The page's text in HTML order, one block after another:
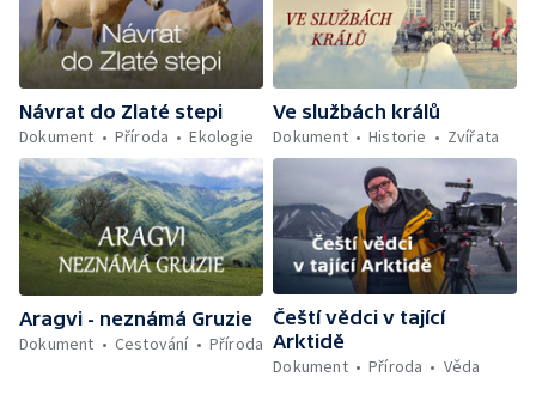
Návrat do Zlaté stepi
Dokument
Příroda Ekologie
Ve službách králů
Dokument
Historie Zvířata
Aragvi - neznámá Gruzie
Dokument
Cestování Příroda
Čeští vědci v tající
Arktidě
Dokument
Příroda Věda